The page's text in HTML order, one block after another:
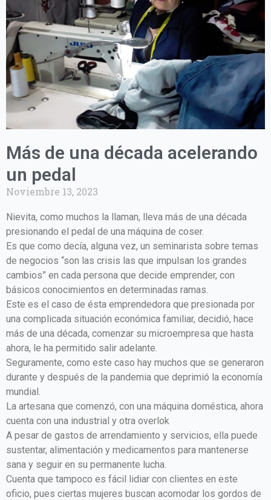
e
b
o
o
k
t
a
g
r
a
m
t
t
e
r
t
u
b
e
Más de una década acelerando
un pedal
Noviembre 13, 2023
Nievita, como muchos la llaman, lleva más de una década
presionando el pedal de una máquina de coser.
Es que como decía, alguna vez, un seminarista sobre temas
de negocios “son las crisis las que impulsan los grandes
cambios” en cada persona que decide emprender, con
básicos conocimientos en determinadas ramas.
Este es el caso de ésta emprendedora que presionada por
una complicada situación económica familiar, decidió, hace
más de una década, comenzar su microempresa que hasta
ahora, le ha permitido salir adelante.
Seguramente, como este caso hay muchos que se generaron
durante y después de la pandemia que deprimió la economía
mundial.
La artesana que comenzó, con una máquina doméstica, ahora
cuenta con una industrial y otra overlok
A pesar de gastos de arrendamiento y servicios, ella puede
sustentar, alimentación y medicamentos para mantenerse
sana y seguir en su permanente lucha.
Cuenta que tampoco es fácil lidiar con clientes en este
oficio, pues ciertas mujeres buscan acomodar los gordos de